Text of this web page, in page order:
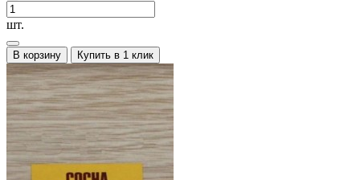
шт.
В корзину Купить в 1 клик